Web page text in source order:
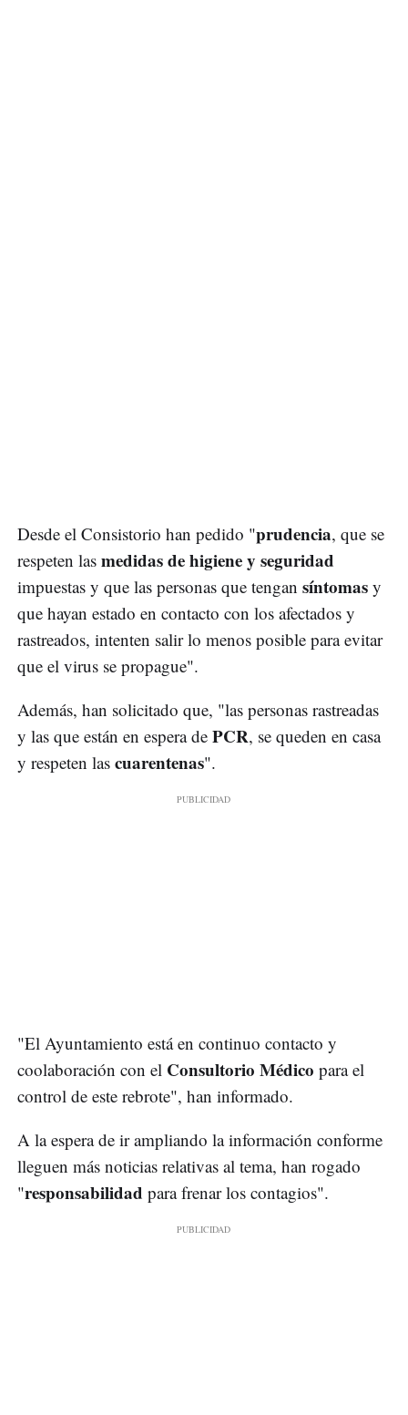
Desde el Consistorio han pedido "prudencia, que se
respeten las medidas de higiene y seguridad
impuestas y que las personas que tengan síntomas y
que hayan estado en contacto con los afectados y
rastreados, intenten salir lo menos posible para evitar
que el virus se propague".
Además, han solicitado que, "las personas rastreadas
y las que están en espera de PCR, se queden en casa
y respeten las cuarentenas".
"El Ayuntamiento está en continuo contacto y
coolaboración con el Consultorio Médico para el
control de este rebrote", han informado.
A la espera de ir ampliando la información conforme
lleguen más noticias relativas al tema, han rogado
"responsabilidad para frenar los contagios".